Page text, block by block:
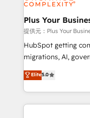
industrial sectors.
Town, Dubai & London. 500+
implementations
across ChatGPT,
Google AI Overviews. HubSpot Impact Award -
Innovation
Migration
Plus Your
提供元：Plus Your
HubSpot getting
migrations, AI, governance. We
complexity, so your
Welcome to our Profile!
implementation,
training • CRM
Elite5.0